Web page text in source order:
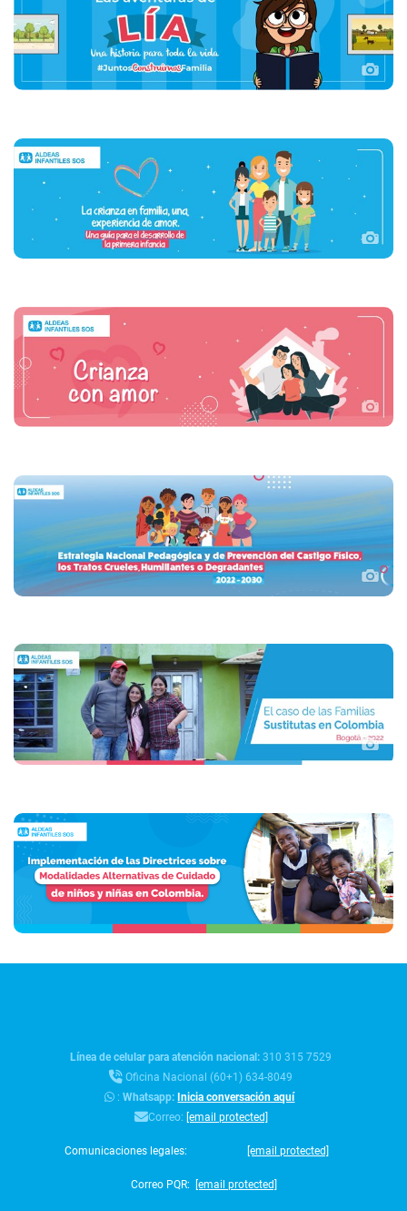
Línea de celular para atención nacional:310 315 7529
Oficina Nacional (60+1) 634-8049
:Whatsapp: Inicia conversación aquí
Correo: [email protected]
Comunicaciones legales: [email protected]
Correo PQR: [email protected]